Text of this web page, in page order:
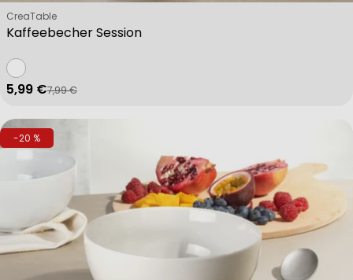
Kaffeebecher Session
Verkäufer:
CreaTable
Verkaufspreis
5,99 €
Regulärer Preis
7,99 €
-20 %